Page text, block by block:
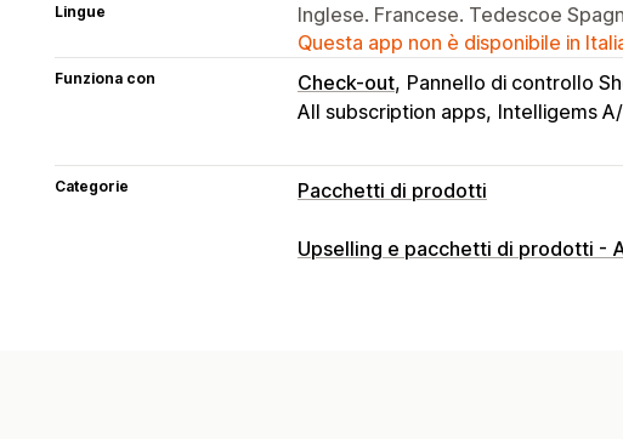
Lingue
Inglese. Francese. Tedescoe
Questa app non è disponibile in
Funziona con Check-out Pannello di controllo
All subscription apps Intelligems
Categorie Pacchetti di prodotti
Tipi di pacchetti
Upselling e pacchetti di prodotti -